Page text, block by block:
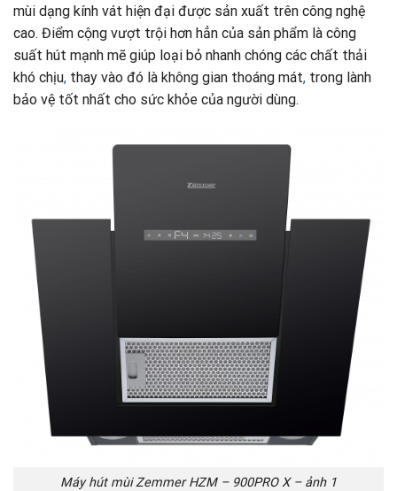
mùi dạng kính vát hiện đại được sản xuất trên công nghệ
cao. Điểm cộng vượt trội hơn hẳn của sản phẩm là công
suất hút mạnh mẽ giúp loại bỏ nhanh chóng các chất thải
khó chịu, thay vào đó là không gian thoáng mát, trong lành
bảo vệ tốt nhất cho sức khỏe của người dùng.
Máy hút mùi Zemmer HZM – 900PRO X – ảnh 1